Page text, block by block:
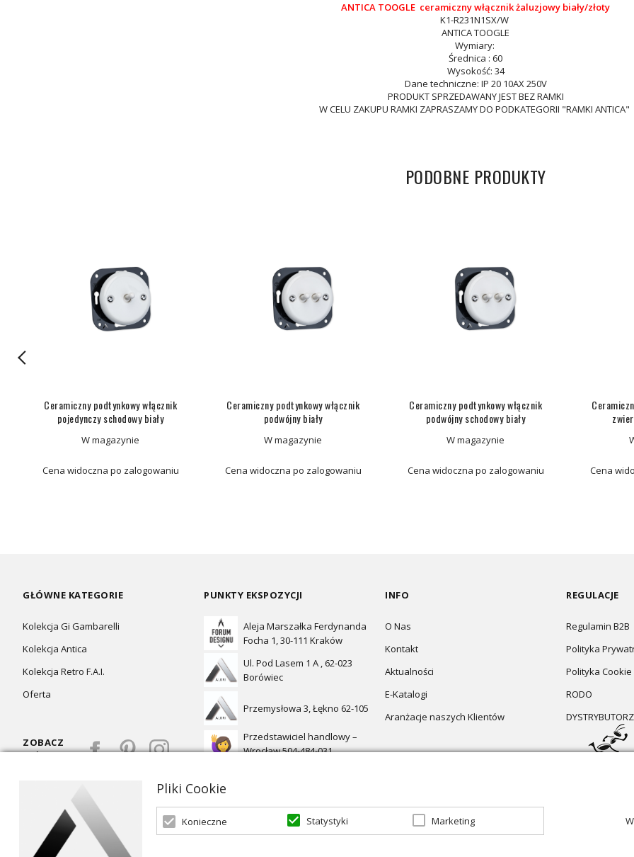
ANTICA TOOGLE ceramiczny włącznik żaluzjowy biały/złoty
K1-R231N1SX/W
ANTICA TOOGLE
Wymiary:
Średnica : 60
Wysokość: 34
Dane techniczne: IP 20 10AX 250V
PRODUKT SPRZEDAWANY JEST BEZ RAMKI
W CELU ZAKUPU RAMKI ZAPRASZAMY DO PODKATEGORII "RAMKI ANTICA"
PODOBNE PRODUKTY
Ceramiczny podtynkowy włącznik
pojedynczy schodowy biały
W magazynie
Cena widoczna po zalogowaniu
Ceramiczny podtynkowy włącznik
podwójny biały
W magazynie
Cena widoczna po zalogowaniu
Ceramiczny podtynkowy włącznik
podwójny schodowy biały
W magazynie
Cena widoczna po zalogowaniu Cena
GŁÓWNE KATEGORIE
Kolekcja Gi Gambarelli
Kolekcja Antica
Kolekcja Retro F.A.I.
Oferta
ZOBACZ
TEŻ:
PUNKTY EKSPOZYCJI
Aleja Marszałka Ferdynanda
Focha 1, 30-111 Kraków
Ul. Pod Lasem 1 A , 62-023
Borówiec
Przemysłowa 3, Łękno 62-105
Przedstawiciel handlowy –
Wrocław 504-484-031
INFO
O Nas
Kontakt
Aktualności
E-Katalogi
Aranżacje naszych Klientów
REGULACJE
Regulamin B2B
Polityka
Polityka Cookie
RODO
Oferta skierowana dla firm, w przypadku zakupów detalicznych zapraszamy do sklepu Oświetlenie marzeń
Pliki Cookie
Konieczne Statystyki Marketing